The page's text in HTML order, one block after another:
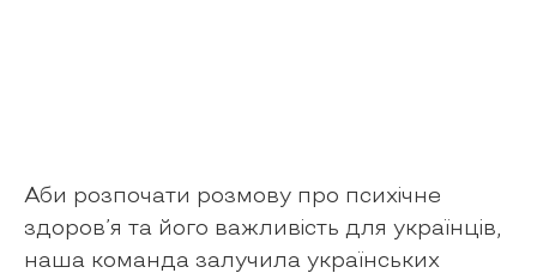
Аби розпочати розмову про психічне
здоров’я та його важливість для українців,
наша команда залучила українських